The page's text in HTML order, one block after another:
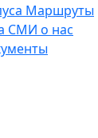
Маршруты
СМИ о нас